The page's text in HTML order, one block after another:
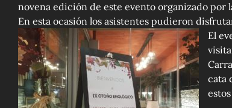
novena edición de este evento organizado por
En esta ocasión los asistentes pudieron
El
cata